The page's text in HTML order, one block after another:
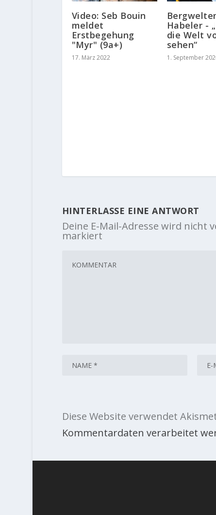
Video: Seb Bouin
meldet
Erstbegehung
"Myr" (9a+)
17. März 2022
Habeler -
die Welt
sehen“
1. September
HINTERLASSE EINE ANTWORT
Deine E-Mail-Adresse wird nicht
markiert
Diese Website verwendet
Kommentardaten verarbeitet